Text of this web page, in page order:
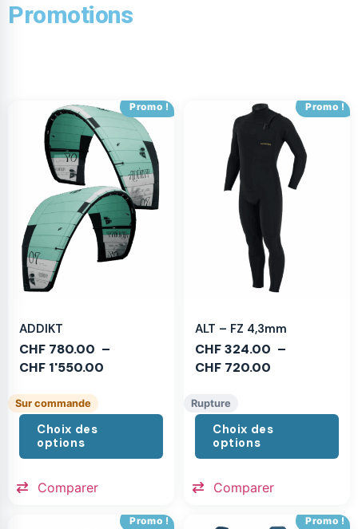
Promotions
Promo !
ADDIKT
CHF 780.00 –
CHF 1'550.00
Sur commande
Choix des
options
Comparer
Promo !
ALT – FZ 4,3mm
CHF324.00 –
CHF 720.00
Rupture
Choix des
options
Comparer
Promo ! Promo !